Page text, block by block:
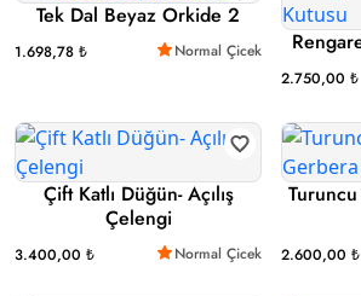
Tek Dal Beyaz Orkide 2
1.698,78 ₺ Normal Çicek
2.750,00 ₺
Çift Katlı Düğün- Açılış
Çelengi
3.400,00 ₺ Normal Çicek 2.600,00 ₺